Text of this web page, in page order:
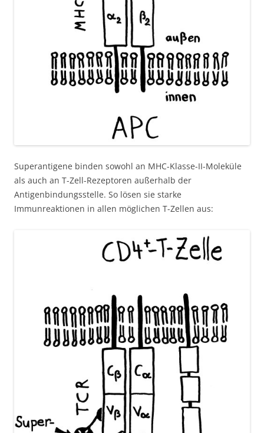
Superantigene binden sowohl an MHC-Klasse-II-Moleküle
als auch an T-Zell-Rezeptoren außerhalb der
Antigenbindungsstelle. So lösen sie starke
Immunreaktionen in allen möglichen T-Zellen aus: